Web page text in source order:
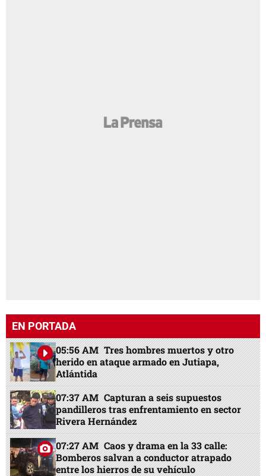
EN PORTADA
05:56 AM Tres hombres muertos y otro
herido en ataque armado en Jutiapa,
Atlántida
07:37 AM Capturan a seis supuestos
pandilleros tras enfrentamiento en sector
Rivera Hernández
07:27 AM Caos y drama en la 33 calle:
Bomberos salvan a conductor atrapado
entre los hierros de su vehículo